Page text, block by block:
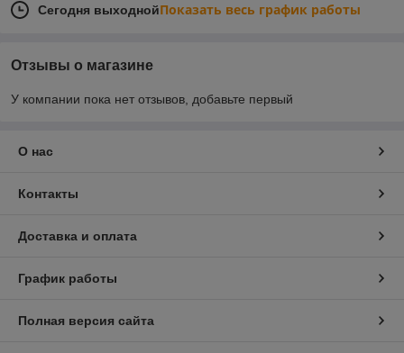
Сегодня выходнойПоказать весь график работы
Отзывы о магазине
У компании пока нет отзывов, добавьте первый
О нас
Контакты
Доставка и оплата
График работы
Полная версия сайта